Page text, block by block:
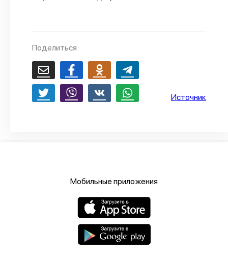
Политика конфиденциальности
Поделиться
Источник
Мобильные приложения